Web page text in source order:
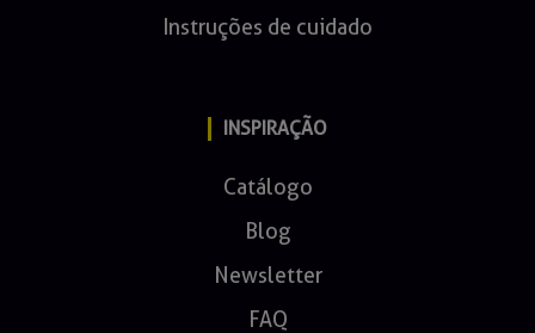
Instruções de cuidado
INSPIRAÇÃO
Catálogo
Blog
Newsletter
FAQ